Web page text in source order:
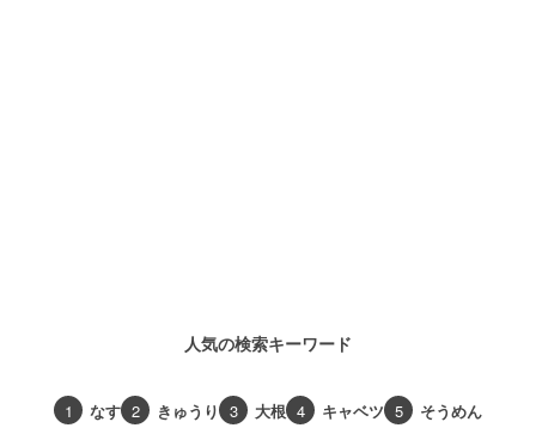
人気の検索キーワード
1 なす 2 きゅうり 3 大根 4 キャベツ 5 そうめん